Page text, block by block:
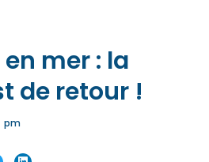
mer : la
de retour !
pm